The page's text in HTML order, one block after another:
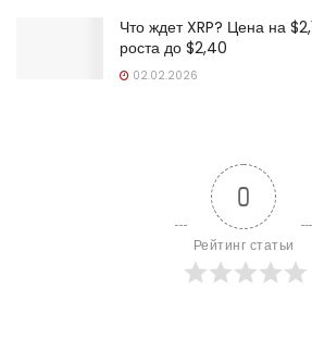
Что ждет XRP? Цена на
роста до $2,40
02.02.2026
0
Рейтинг статьи